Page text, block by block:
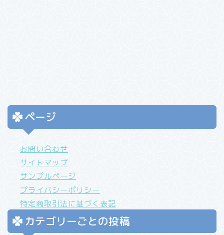
ページ
お問い合わせ
サイトマップ
サンプルページ
プライバシーポリシー
特定商取引法に基づく表記
カテゴリーごとの投稿